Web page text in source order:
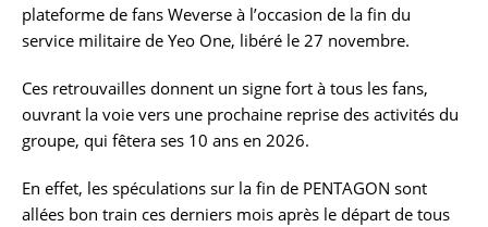
plateforme de fans Weverse à l’occasion de la fin du
service militaire de Yeo One, libéré le 27 novembre.
Ces retrouvailles donnent un signe fort à tous les fans,
ouvrant la voie vers une prochaine reprise des activités du
groupe, qui fêtera ses 10 ans en 2026.
En effet, les spéculations sur la fin de PENTAGON sont
allées bon train ces derniers mois après le départ de tous